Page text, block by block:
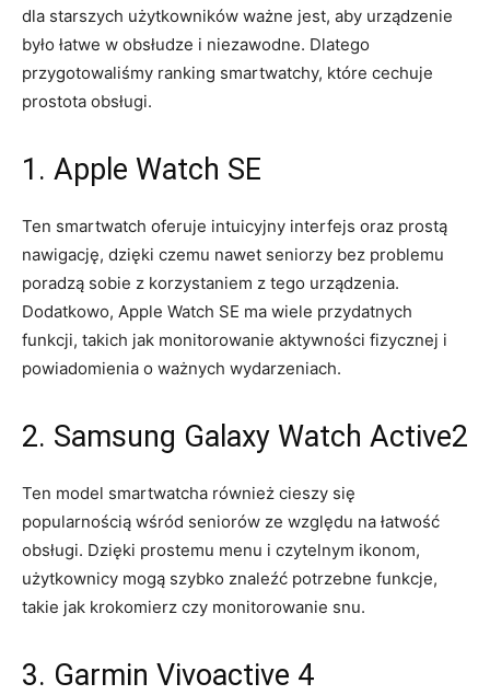
dla starszych użytkowników ważne jest, aby urządzenie​
było łatwe w obsłudze i niezawodne. Dlatego
przygotowaliśmy ranking smartwatchy, które cechuje
prostota obsługi.
1.​ Apple ⁢Watch SE
Ten smartwatch oferuje⁤ intuicyjny interfejs oraz ‍prostą
nawigację, dzięki⁣ czemu‍ nawet seniorzy bez problemu
poradzą sobie z korzystaniem z tego urządzenia.
Dodatkowo, Apple Watch SE ⁢ma wiele przydatnych
funkcji, takich jak monitorowanie aktywności fizycznej i
powiadomienia ​o ważnych ⁣wydarzeniach.
2. Samsung Galaxy ‌Watch Active2
Ten model smartwatcha również cieszy się⁤
popularnością wśród seniorów ze względu na łatwość
obsługi. ‌Dzięki prostemu menu i czytelnym ikonom,
użytkownicy mogą szybko znaleźć potrzebne funkcje,
takie ⁤jak krokomierz czy monitorowanie snu.
3. Garmin Vivoactive 4